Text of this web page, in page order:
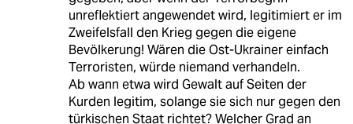
unreflektiert angewendet wird, legitimiert er im
Zweifelsfall den Krieg gegen die eigene
Bevölkerung! Wären die Ost-Ukrainer einfach
Terroristen, würde niemand verhandeln.
Ab wann etwa wird Gewalt auf Seiten der
Kurden legitim, solange sie sich nur gegen den
türkischen Staat richtet? Welcher Grad an